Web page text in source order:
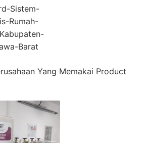
Sistem-
Rumah-
Barat
Yang Memakai Product